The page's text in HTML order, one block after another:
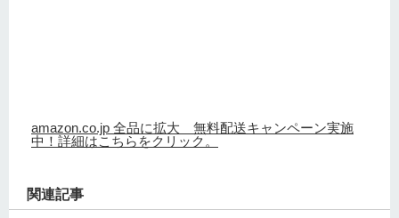
amazon.co.jp 全品に拡大 無料配送キャンペーン実施
中！詳細はこちらをクリック。
関連記事